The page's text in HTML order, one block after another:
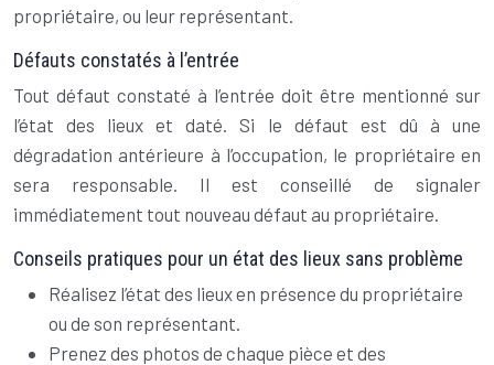
propriétaire, ou leur représentant.
Défauts constatés à l’entrée
Tout défaut constaté à l’entrée doit être mentionné sur
l’état des lieux et daté. Si le défaut est dû à une
dégradation antérieure à l’occupation, le propriétaire en
sera responsable. Il est conseillé de signaler
immédiatement tout nouveau défaut au propriétaire.
Conseils pratiques pour un état des lieux sans problème
Réalisez l’état des lieux en présence du propriétaire
ou de son représentant.
Prenez des photos de chaque pièce et des